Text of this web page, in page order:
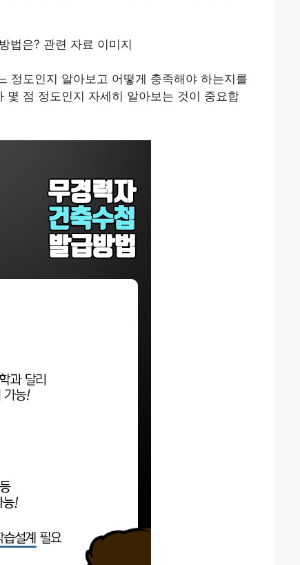
정도인지 알아보고 어떻게 충족해야 하는지를
몇 점 정도인지 자세히 알아보는 것이 중요합